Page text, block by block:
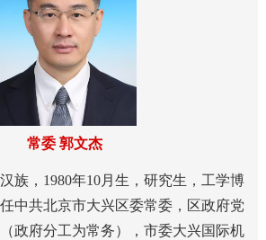
常委 郭文杰
，1980年10月生，研究生，工学博
中共北京市大兴区委常委，区政府党
政府分工为常务），市委大兴国际机